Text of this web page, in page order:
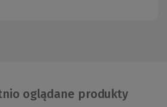
oglądane produkty